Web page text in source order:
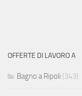
OFFERTE DI LAVORO A
Bagno a Ripoli (343)